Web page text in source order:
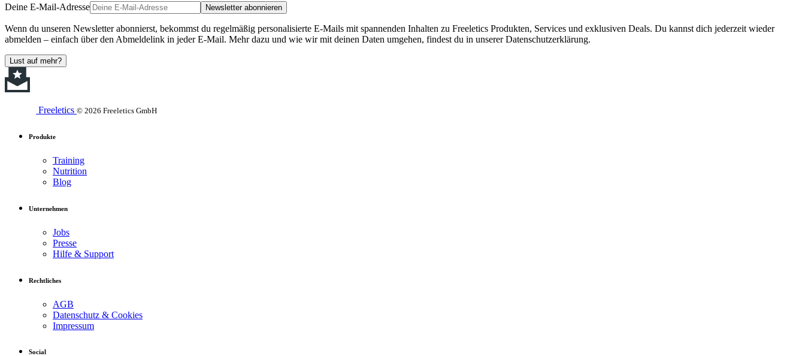
Deine E-Mail-Adresse Newsletter abonnieren
Wenn du unseren Newsletter abonnierst, bekommst du regelmäßig personalisierte E-Mails mit spannenden Inhalten zu Freeletics Produkten, Services und exklusiven Deals. Du kannst dich jederzeit wieder
abmelden – einfach über den Abmeldelink in jeder E-Mail. Mehr dazu und wie wir mit deinen Daten umgehen, findest du in unserer Datenschutzerklärung.
Lust auf mehr?
Freeletics © 2026 Freeletics GmbH
Produkte
Training
Nutrition
Blog
Unternehmen
Jobs
Presse
Hilfe & Support
Rechtliches
AGB
Datenschutz & Cookies
Impressum
Social